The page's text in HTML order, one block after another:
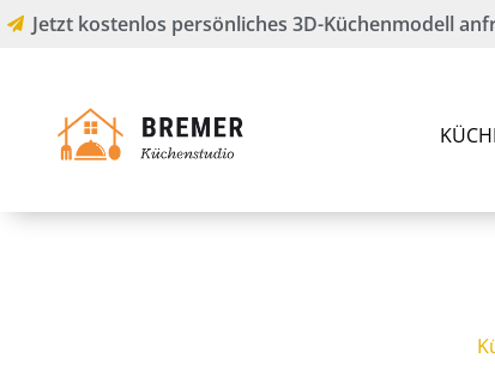
Jetzt kostenlos persönliches 3D-Küchenmodell